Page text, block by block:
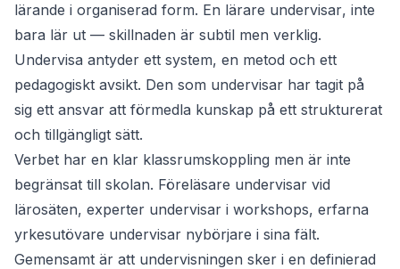
lärande i organiserad form. En lärare undervisar, inte
bara lär ut — skillnaden är subtil men verklig.
Undervisa antyder ett system, en metod och ett
pedagogiskt avsikt. Den som undervisar har tagit på
sig ett ansvar att förmedla kunskap på ett strukturerat
och tillgängligt sätt.
Verbet har en klar klassrumskoppling men är inte
begränsat till skolan. Föreläsare undervisar vid
lärosäten, experter undervisar i workshops, erfarna
yrkesutövare undervisar nybörjare i sina fält.
Gemensamt är att undervisningen sker i en definierad